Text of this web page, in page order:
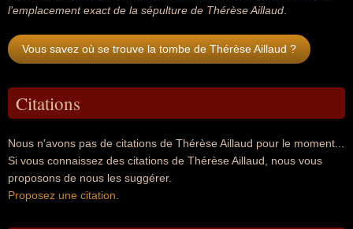
l'emplacement exact de la sépulture de Thérèse Aillaud
Vous savez où se trouve la tombe de Thérèse Aillaud ?
Citations
Nous n'avons pas de citations de Thérèse Aillaud pour le moment...
Si vous connaissez des citations de Thérèse Aillaud, nous vous
proposons de nous les suggérer.
Proposez une citation